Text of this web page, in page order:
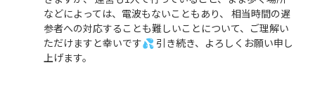
などによっては、電波もないこともあり、 相当時間の遅
参者への対応することも難しいことについて、ご理解い
ただけますと幸いです💦 引き続き、よろしくお願い申し
上げます。